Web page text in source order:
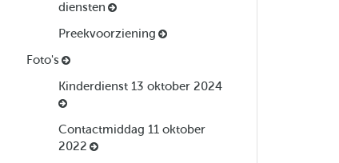
diensten
Preekvoorziening
Foto's
Kinderdienst 13 oktober 2024
Contactmiddag 11 oktober
2022